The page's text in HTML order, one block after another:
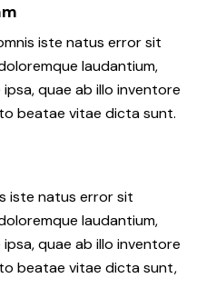
iste natus error sit
laudantium,
quae ab illo inventore
beatae vitae dicta sunt.
iste natus error sit
laudantium,
quae ab illo inventore
beatae vitae dicta sunt,